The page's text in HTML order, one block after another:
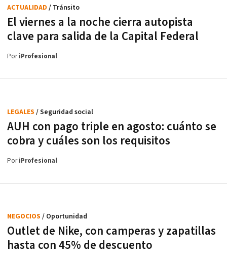
El viernes a la noche cierra autopista
clave para salida de la Capital Federal
ACTUALIDAD / Tránsito
PoriProfesional
AUH con pago triple en agosto: cuánto se
cobra y cuáles son los requisitos
LEGALES / Seguridad social
PoriProfesional
Outlet de Nike, con camperas y zapatillas
hasta con 45% de descuento
NEGOCIOS / Oportunidad